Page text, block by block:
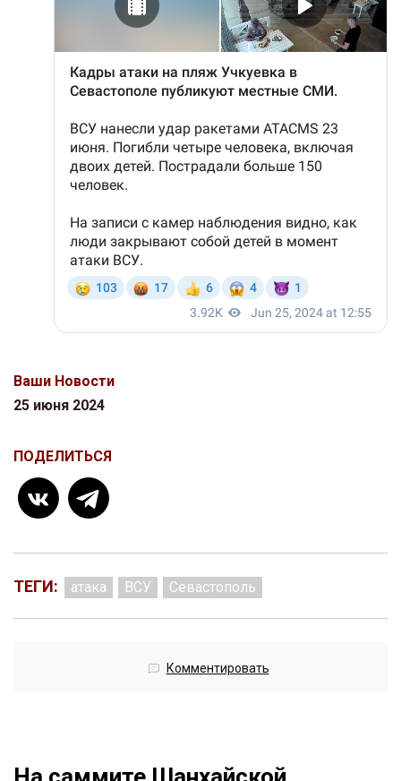
Ваши Новости
25 июня 2024
ПОДЕЛИТЬСЯ
ТЕГИ: атака ВСУ Севастополь
Комментировать